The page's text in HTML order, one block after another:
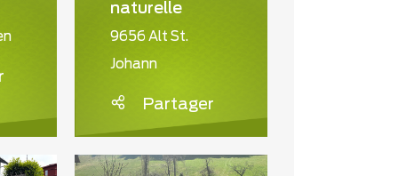
naturelle
9656 Alt St.
Johann
Partager